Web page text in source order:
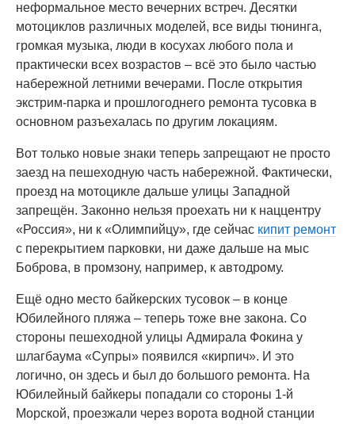
неформальное место вечерних встреч. Десятки
мотоциклов различных моделей, все виды тюнинга,
громкая музыка, люди в косухах любого пола и
практически всех возрастов – всё это было частью
набережной летними вечерами. После открытия
экстрим-парка и прошлогоднего ремонта тусовка в
основном разъехалась по другим локациям.
Вот только новые знаки теперь запрещают не просто
заезд на пешеходную часть набережной. Фактически,
проезд на мотоцикле дальше улицы Западной
запрещён. Законно нельзя проехать ни к наццентру
«Россия», ни к «Олимпийцу», где сейчас кипит ремонт
с перекрытием парковки, ни даже дальше на мыс
Боброва, в промзону, например, к автодрому.
Ещё одно место байкерских тусовок – в конце
Юбилейного пляжа – теперь тоже вне закона. Со
стороны пешеходной улицы Адмирала Фокина у
шлагбаума «Супры» появился «кирпич». И это
логично, он здесь и был до большого ремонта. На
Юбилейный байкеры попадали со стороны 1-й
Морской, проезжали через ворота водной станции